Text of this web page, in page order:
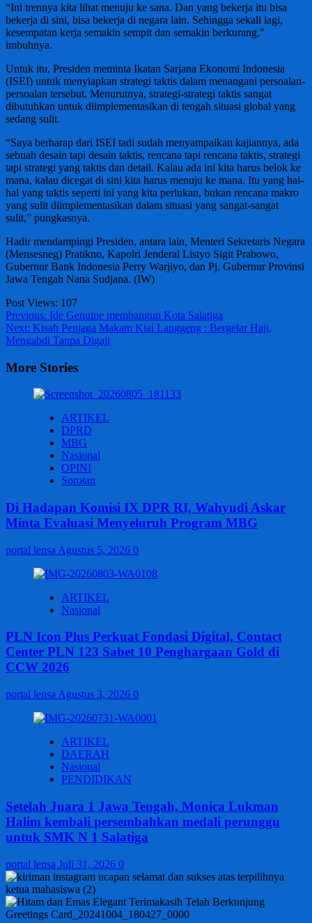
“Ini trennya kita lihat menuju ke sana. Dan yang bekerja itu bisa
bekerja di sini, bisa bekerja di negara lain. Sehingga sekali lagi,
kesempatan kerja semakin sempit dan semakin berkurang,”
imbuhnya.
Untuk itu, Presiden meminta Ikatan Sarjana Ekonomi Indonesia
(ISEI) untuk menyiapkan strategi taktis dalam menangani persoalan-
persoalan tersebut. Menurutnya, strategi-strategi taktis sangat
dibutuhkan untuk diimplementasikan di tengah situasi global yang
sedang sulit.
“Saya berharap dari ISEI tadi sudah menyampaikan kajiannya, ada
sebuah desain tapi desain taktis, rencana tapi rencana taktis, strategi
tapi strategi yang taktis dan detail. Kalau ada ini kita harus belok ke
mana, kalau dicegat di sini kita harus menuju ke mana. Itu yang hal-
hal yang taktis seperti ini yang kita perlukan, bukan rencana makro
yang sulit diimplementasikan dalam situasi yang sangat-sangat
sulit,” pungkasnya.
Hadir mendampingi Presiden, antara lain, Menteri Sekretaris Negara
(Mensesneg) Pratikno, Kapolri Jenderal Listyo Sigit Prabowo,
Gubernur Bank Indonesia Perry Warjiyo, dan Pj. Gubernur Provinsi
Jawa Tengah Nana Sudjana. (IW)
Post Views: 107
Post
navigation
Previous: Ide Genuine membangun Kota Salatiga
Next: Kisah Penjaga Makam Kiai Langgeng : Bergelar Haji,
Mengabdi Tanpa Digaji
More Stories
ARTIKEL
DPRD
MBG
Nasional
OPINI
Sorotan
Di Hadapan Komisi IX DPR RI, Wahyudi Askar
Minta Evaluasi Menyeluruh Program MBG
portal lensa Agustus 5, 2026 0
ARTIKEL
Nasional
PLN Icon Plus Perkuat Fondasi Digital, Contact
Center PLN 123 Sabet 10 Penghargaan Gold di
CCW 2026
portal lensa Agustus 3, 2026 0
ARTIKEL
DAERAH
Nasional
PENDIDIKAN
Setelah Juara 1 Jawa Tengah, Monica Lukman
Halim kembali persembahkan medali perunggu
untuk SMK N 1 Salatiga
portal lensa Juli 31, 2026 0